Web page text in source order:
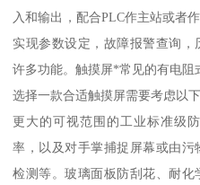
入和输出，配合PLC作主站或者
实现参数设定，故障报警查询
许多功能。触摸屏*常见的有电阻
选择一款合适触摸屏需要考虑以下
更大的可视范围的工业标准级
率，以及对手掌捕捉屏幕或由
检测等。玻璃面板防刮花、耐